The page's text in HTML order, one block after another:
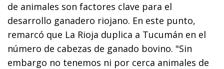
de animales son factores clave para el
desarrollo ganadero riojano. En este punto,
remarcó que La Rioja duplica a Tucumán en el
número de cabezas de ganado bovino. "Sin
embargo no tenemos ni por cerca animales de